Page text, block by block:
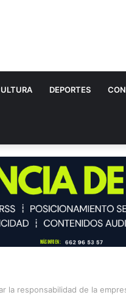
DEPORTES
la responsabilidad de la